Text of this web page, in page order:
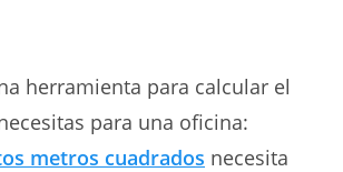
herramienta para calcular el
para una oficina:
metros cuadrados necesita